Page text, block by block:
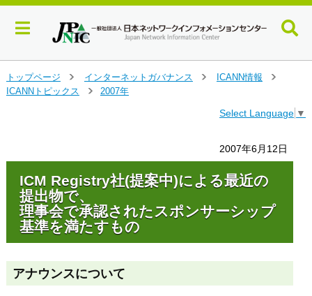
イ
ン
プ
トップページ
＞
インターネットガバナンス
ICANN情報
ICANNトピックス
2007年
Select Language ▼
2007年6月12日
ICM Registry社(提案中)による最近の
提出物で、
理事会で承認されたスポンサーシップ
基準を満たすもの
アナウンスについて